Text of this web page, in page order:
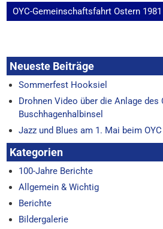
Beitragsnavigation
OYC-Gemeinschaftsfahrt Ostern 1981
Neueste Beiträge
Sommerfest Hooksiel
Drohnen Video über die Anlage des
Buschhagenhalbinsel
Jazz und Blues am 1. Mai beim OYC
Kategorien
100-Jahre Berichte
Allgemein & Wichtig
Berichte
Bildergalerie